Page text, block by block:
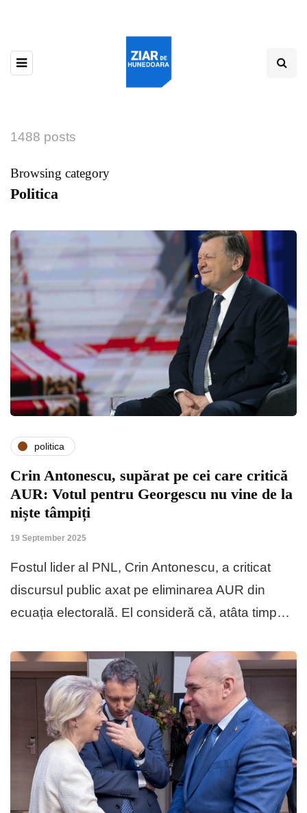
1488 posts
Browsing category
Politica
politica
Crin Antonescu, supărat pe cei care critică
AUR: Votul pentru Georgescu nu vine de la
niște tâmpiți
19 September 2025
Fostul lider al PNL, Crin Antonescu, a criticat
discursul public axat pe eliminarea AUR din
ecuația electorală. El consideră că, atâta timp…